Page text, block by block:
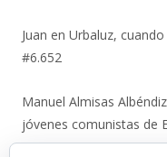
Juan en Urbaluz,
#6.652
Manuel Almisas Albéndiz
jóvenes comunistas de
(y II) #6.644